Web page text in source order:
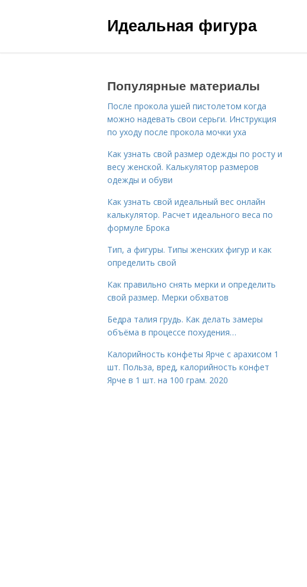
Идеальная фигура
Популярные материалы
После прокола ушей пистолетом когда
можно надевать свои серьги. Инструкция
по уходу после прокола мочки уха
Как узнать свой размер одежды по росту и
весу женской. Калькулятор размеров
одежды и обуви
Как узнать свой идеальный вес онлайн
калькулятор. Расчет идеального веса по
формуле Брока
Тип, а фигуры. Типы женских фигур и как
определить свой
Как правильно снять мерки и определить
свой размер. Мерки обхватов
Бедра талия грудь. Как делать замеры
объёма в процессе похудения…
Калорийность конфеты Ярче с арахисом 1
шт. Польза, вред, калорийность конфет
Ярче в 1 шт. на 100 грам. 2020